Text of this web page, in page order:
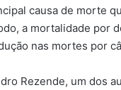
causa de morte
a mortalidade por
nas mortes por
Rezende, um dos